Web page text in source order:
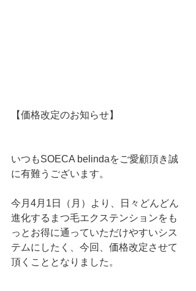
【価格改定のお知らせ】
いつもSOECA belindaをご愛顧頂き誠
に有難うございます。
今月4月1日（月）より、日々どんどん
進化するまつ毛エクステンションをも
っとお得に通っていただけやすいシス
テムにしたく、今回、価格改定させて
頂くこととなりました。